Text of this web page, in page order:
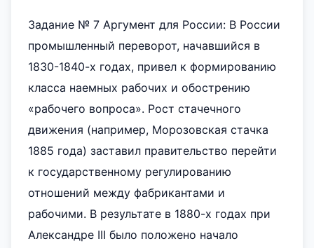
Задание № 7 Аргумент для России: В России
промышленный переворот, начавшийся в
1830-1840-х годах, привел к формированию
класса наемных рабочих и обострению
«рабочего вопроса». Рост стачечного
движения (например, Морозовская стачка
1885 года) заставил правительство перейти
к государственному регулированию
отношений между фабрикантами и
рабочими. В результате в 1880-х годах при
Александре III было положено начало